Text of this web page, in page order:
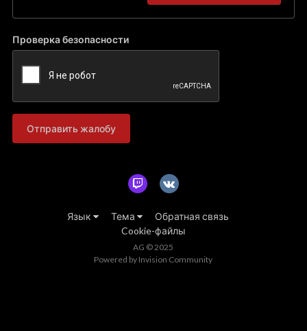
Проверка безопасности
Отправить жалобу
Язык Тема
Обратная связь
Cookie-файлы
AG © 2025
Powered by Invision Community